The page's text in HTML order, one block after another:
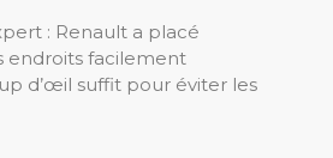
: Renault a placé
endroits facilement
d’œil suffit pour éviter les